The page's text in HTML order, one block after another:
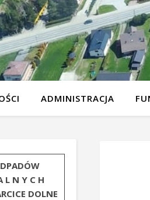
ADMINISTRACJA
L N Y C H
DOLNE